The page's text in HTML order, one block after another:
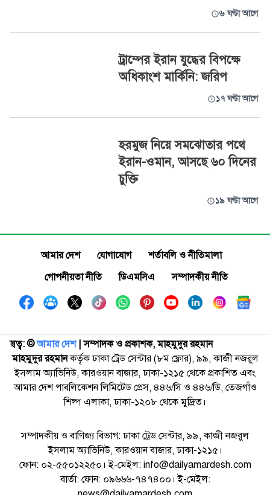
৬ ঘণ্টা আগে
ট্রাম্পের ইরান যুদ্ধের বিপক্ষে
অধিকাংশ মার্কিনি: জরিপ
১৭ ঘণ্টা আগে
হরমুজ নিয়ে সমঝোতার পথে
ইরান-ওমান, আসছে ৬০ দিনের
চুক্তি
১৯ ঘণ্টা আগে
আমার দেশ যোগাযোগ
শর্তাবলি ও নীতিমালা
গোপনীয়তা নীতি
ডিএমসিএ সম্পাদকীয় নীতি
স্বত্ব: ©️আমার দেশ| সম্পাদক ও প্রকাশক, মাহমুদুর রহমান
মাহমুদুর রহমানকর্তৃক ঢাকা ট্রেড সেন্টার (৮ম ফ্লোর), ৯৯, কাজী নজরুল
ইসলাম অ্যাভিনিউ, কারওয়ান বাজার, ঢাকা-১২১৫ থেকে প্রকাশিত এবং
আমার দেশ পাবলিকেশন লিমিটেড প্রেস, ৪৪৬/সি ও ৪৪৬/ডি, তেজগাঁও
শিল্প এলাকা, ঢাকা-১২০৮ থেকে মুদ্রিত।
সম্পাদকীয় ও বাণিজ্য বিভাগ: ঢাকা ট্রেড সেন্টার, ৯৯, কাজী নজরুল
ইসলাম অ্যাভিনিউ, কারওয়ান বাজার, ঢাকা-১২১৫।
ফোন: ০২-৫৫০১২২৫০। ই-মেইল: info@dailyamardesh.com
বার্তা: ফোন: ০৯৬৬৬-৭৪৭৪০০। ই-মেইল: